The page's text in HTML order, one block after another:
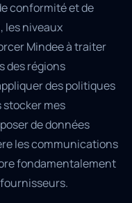
conformité et de
les niveaux
Mindee à traiter
des régions
des politiques
stocker mes
de données
les communications
fondamentalement